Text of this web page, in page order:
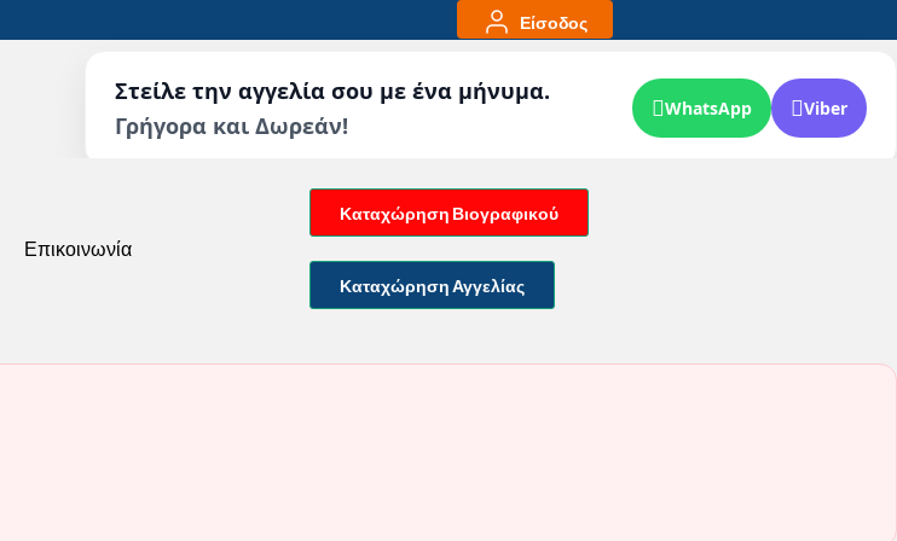
Είσοδος
Στείλε την αγγελία σου με ένα μήνυμα.
Γρήγορα και Δωρεάν!
WhatsApp Viber
Επικοινωνία
Καταχώρηση Βιογραφικού
Καταχώρηση Αγγελίας